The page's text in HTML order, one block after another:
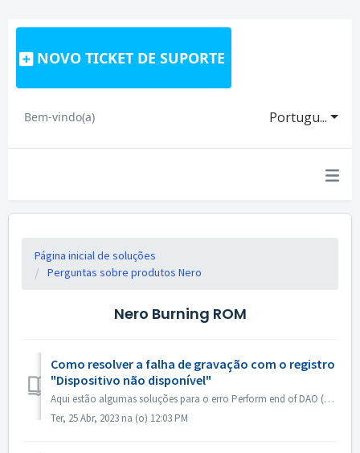
NOVO TICKET DE SUPORTE
Portugu...
Bem-vindo(a)
Página inicial de soluções
Perguntas sobre produtos Nero
Nero Burning ROM
Como resolver a falha de gravação com o registro
"Dispositivo não disponível"
Aqui estão algumas soluções para o erro Perform end of DAO (Device not available). Atualizar ou reverter o firmware do driver Esse problema ocorre princip...
Ter, 25 Abr, 2023 na (o) 12:03 PM